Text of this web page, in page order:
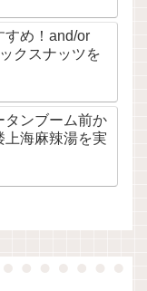
すめ！and/or
クスナッツを
タンブーム前か
上海麻辣湯を実